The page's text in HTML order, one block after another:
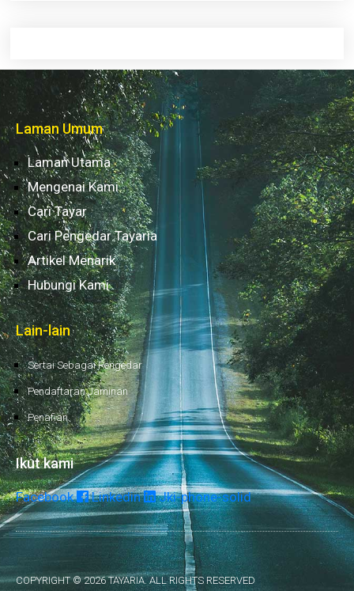
Laman Umum
Laman Utama
Mengenai Kami
Cari Tayar
Cari Pengedar Tayaria
Artikel Menarik
Hubungi Kami
Lain-lain
Sertai Sebagai Pengedar
Pendaftaran Jaminan
Penafian
Ikut kami
Facebook Linkedin Jki-phone-solid
COPYRIGHT © 2026 TAYARIA. ALL RIGHTS RESERVED